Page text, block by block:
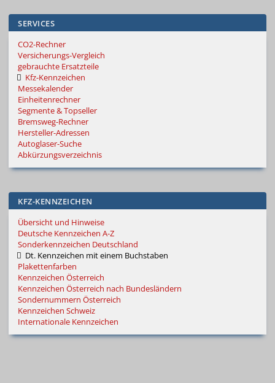
SERVICES
CO2-Rechner
Versicherungs-Vergleich
gebrauchte Ersatzteile
Kfz-Kennzeichen
Messekalender
Einheitenrechner
Segmente & Topseller
Bremsweg-Rechner
Hersteller-Adressen
Autoglaser-Suche
Abkürzungsverzeichnis
KFZ-KENNZEICHEN
Übersicht und Hinweise
Deutsche Kennzeichen A-Z
Sonderkennzeichen Deutschland
Dt. Kennzeichen mit einem Buchstaben
Plakettenfarben
Kennzeichen Österreich
Kennzeichen Österreich nach Bundesländern
Sondernummern Österreich
Kennzeichen Schweiz
Internationale Kennzeichen